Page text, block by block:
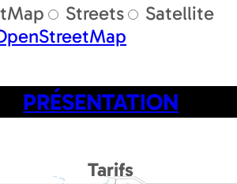
Streets
Satellite
PRÉSENTATION
Tarifs